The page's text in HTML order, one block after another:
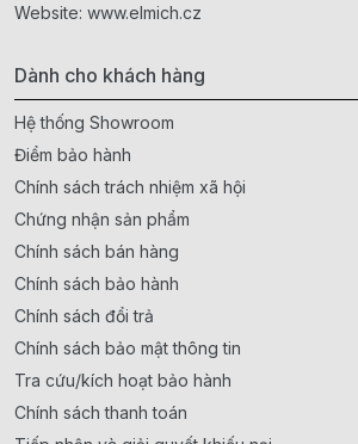
Website: www.elmich.cz
Dành cho khách hàng
Hệ thống Showroom
Điểm bảo hành
Chính sách trách nhiệm xã hội
Chứng nhận sản phẩm
Chính sách bán hàng
Chính sách bảo hành
Chính sách đổi trả
Chính sách bảo mật thông tin
Tra cứu/kích hoạt bảo hành
Chính sách thanh toán